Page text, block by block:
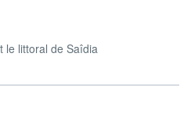
le littoral de Saîdia